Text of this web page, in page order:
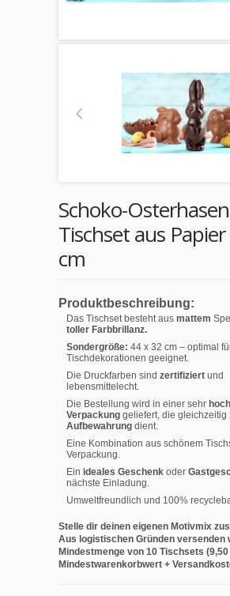
Schoko-
Tischset aus
cm
Produktbeschreibung:
Das Tischset besteht aus mattem
toller Farbbrillanz.
Sondergröße: 44 x 32 cm – optimal
Tischdekorationen geeignet.
Die Druckfarben sind zertifiziert und
lebensmittelecht.
Die Bestellung wird in einer sehr
Verpackung geliefert, die gleichzeitig
Aufbewahrung dient.
Eine Kombination aus schönem
Verpackung.
Ein ideales Geschenk oder
nächste Einladung.
Umweltfreundlich und 100%
Stelle dir deinen eigenen Motivmix
Aus logistischen Gründen versenden
Mindestmenge von 10 Tischsets (9,50
Mindestwarenkorbwert +